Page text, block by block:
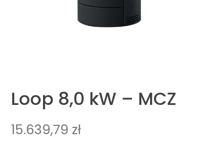
Loop 8,0 kW – MCZ
15.639,79 zł